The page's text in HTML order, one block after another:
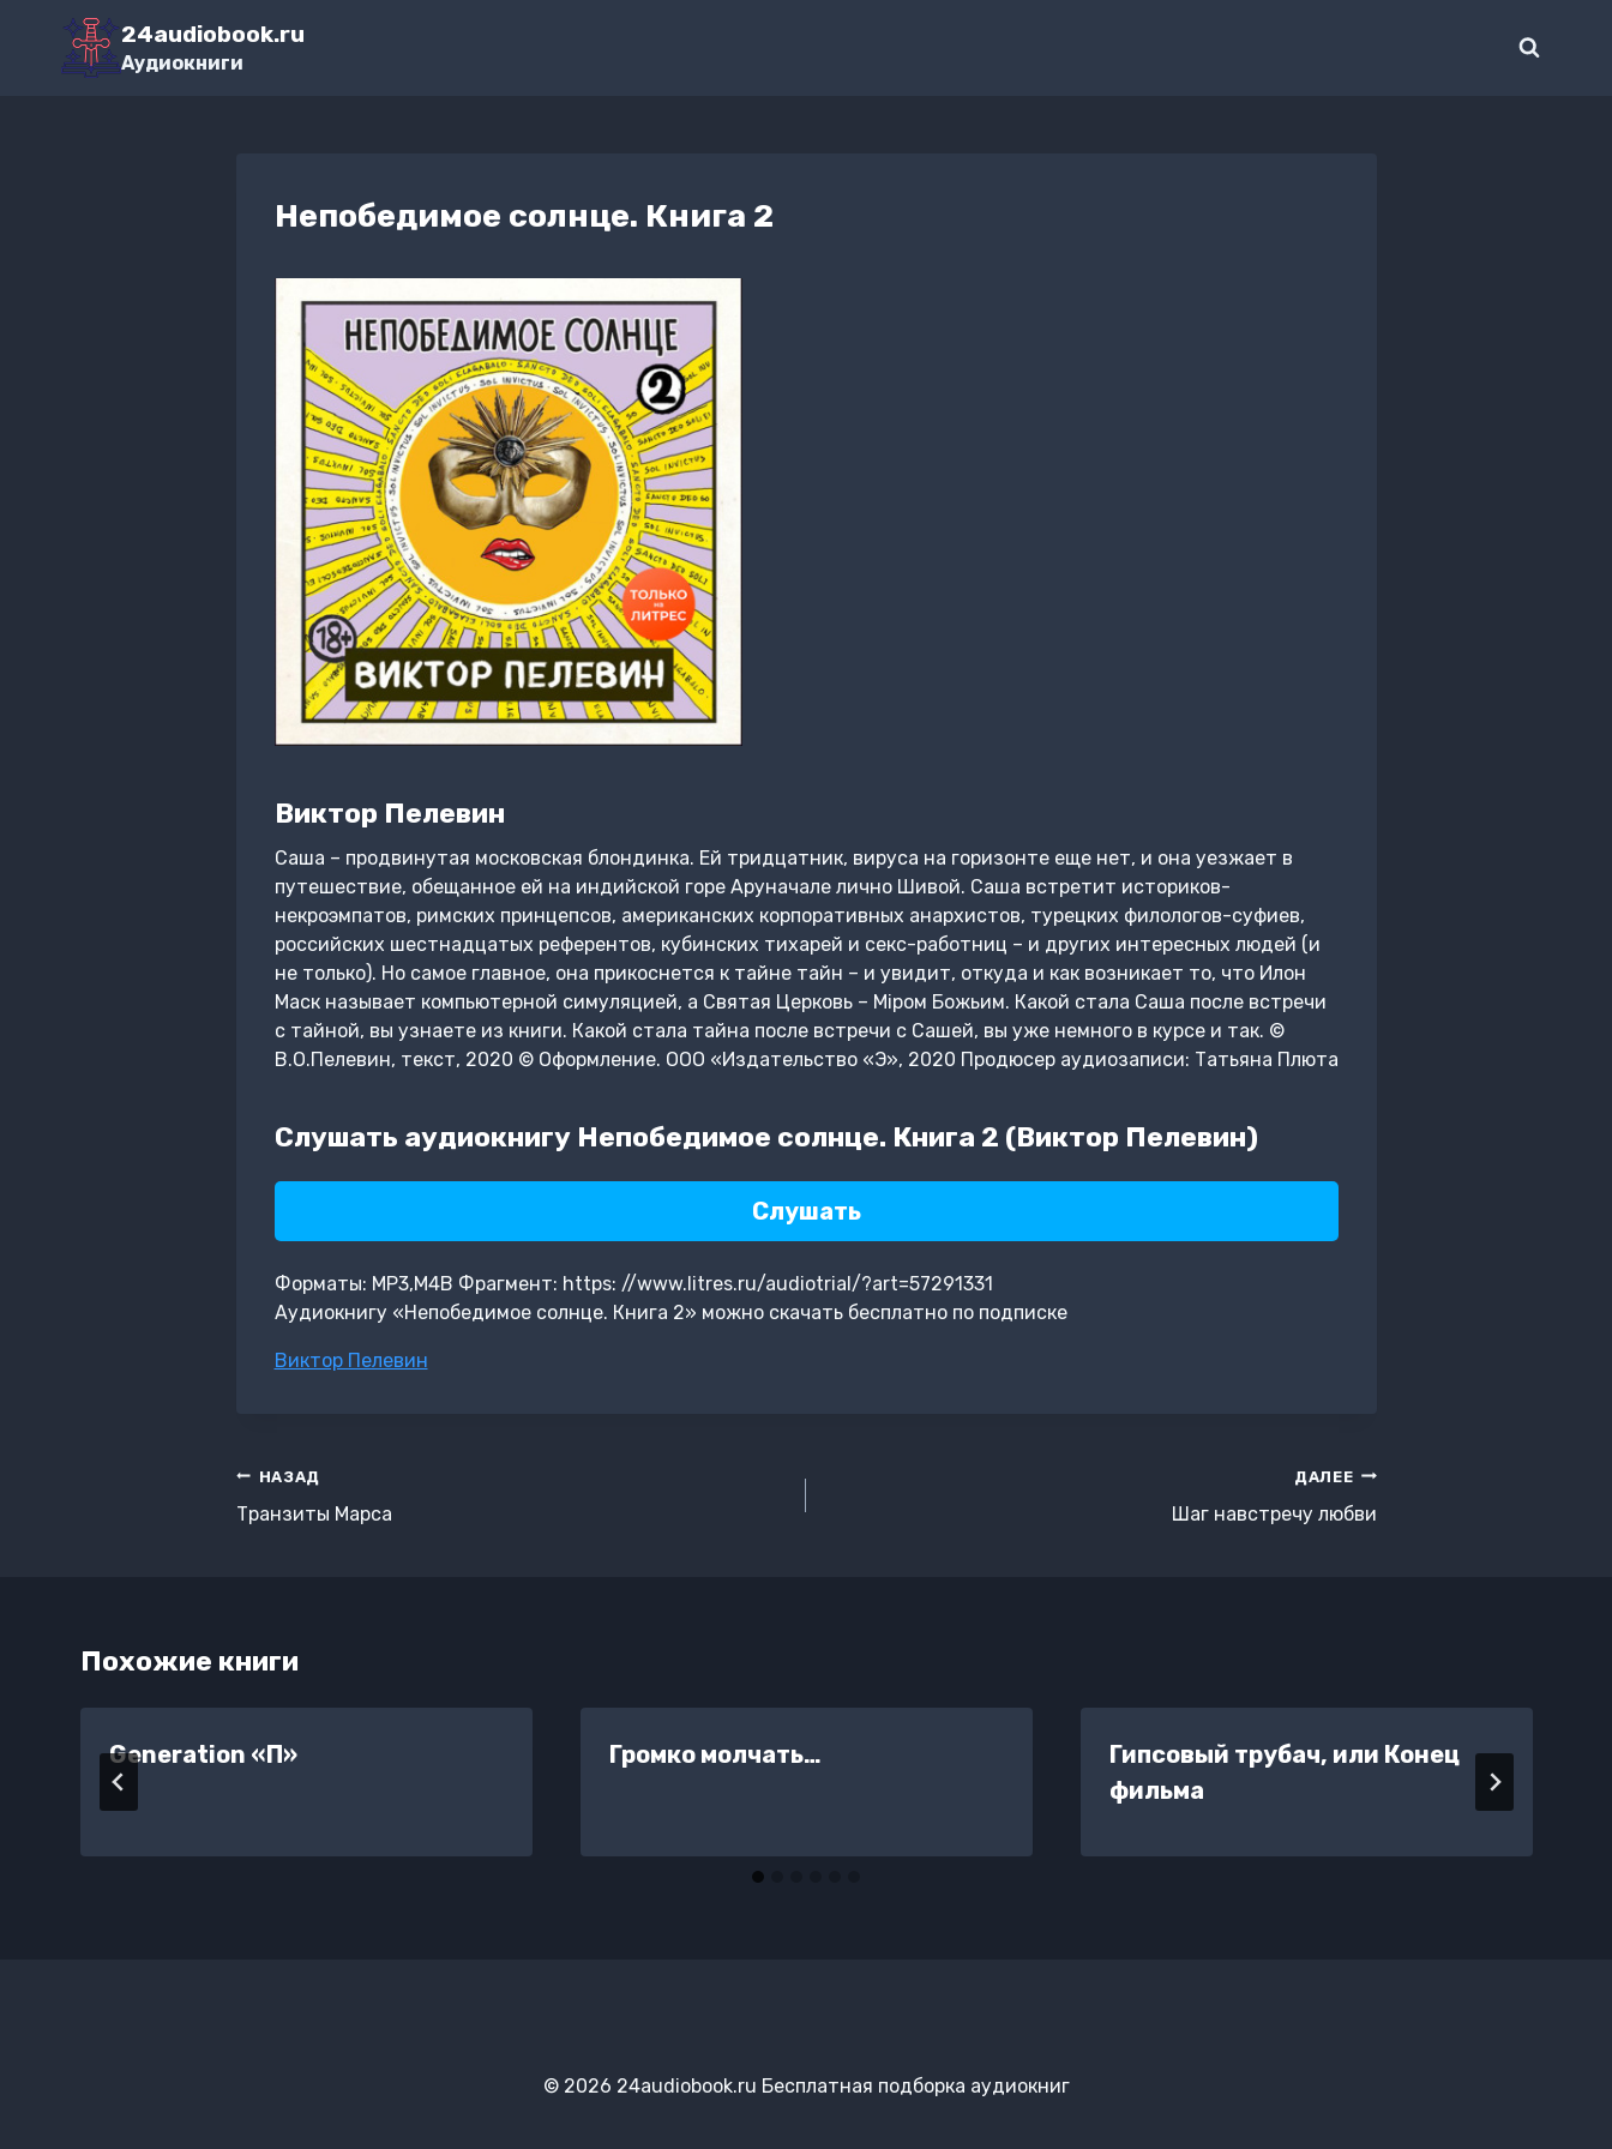
Перейти
содержимому
24audiobook.ru
Аудиокниги
Непобедимое солнце. Книга 2
Виктор Пелевин
Саша – продвинутая московская блондинка. Ей тридцатник, вируса на горизонте еще нет, и она уезжает в
путешествие, обещанное ей на индийской горе Аруначале лично Шивой. Саша встретит историков-
некроэмпатов, римских принцепсов, американских корпоративных анархистов, турецких филологов-суфиев,
российских шестнадцатых референтов, кубинских тихарей и секс-работниц – и других интересных людей (и
не только). Но самое главное, она прикоснется к тайне тайн – и увидит, откуда и как возникает то, что Илон
Маск называет компьютерной симуляцией, а Святая Церковь – Мiром Божьим. Какой стала Саша после встречи
с тайной, вы узнаете из книги. Какой стала тайна после встречи с Сашей, вы уже немного в курсе и так. ©
В.О.Пелевин, текст, 2020 © Оформление. ООО «Издательство «Э», 2020 Продюсер аудиозаписи: Татьяна Плюта
Слушать аудиокнигу Непобедимое солнце. Книга 2 (Виктор Пелевин)
Слушать
Форматы: MP3,M4B Фрагмент: https: //www.litres.ru/audiotrial/?art=57291331
Аудиокнигу «Непобедимое солнце. Книга 2» можно скачать бесплатно по подписке
Метки
Виктор Пелевин
Навигация
по
НАЗАД
Транзиты Марса
ДАЛЕЕ
Шаг навстречу любви
Похожие книги
Generation «П» Громко молчать…
Гипсовый трубач, или Конец
фильма
© 2026 24audiobook.ru Бесплатная подборка аудиокниг